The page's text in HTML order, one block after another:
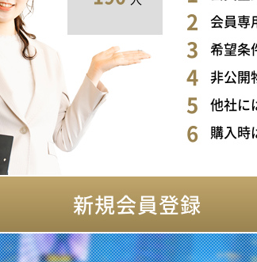
会員専
希望条
非公開
他社に
購入時
新規会員登録